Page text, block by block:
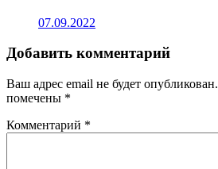
07.09.2022
Добавить комментарий
Ваш адрес email не будет опубликован.
помечены *
Комментарий *